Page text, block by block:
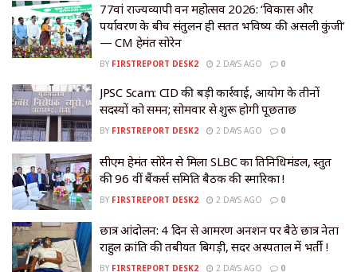
77वां राज्यव्यापी वन महोत्सव 2026: ‘विकास और
पर्यावरण के बीच संतुलन ही सतत भविष्य की असली कुंजी’
— CM हेमंत सोरेन
BY FIRSTREPORT DESK2 2 DAYS AGO 0
JPSC Scam: CID की बड़ी कार्रवाई, आयोग के तीनों
सदस्यों को समन; सोमवार से शुरू होगी पूछताछ
BY FIRSTREPORT DESK2 2 DAYS AGO 0
सीएम हेमंत सोरेन से मिला SLBC का प्रतिनिधिमंडल, प्रस्तुत
की 96 वीं बैंकर्स समिति बैठक की स्मारिका !
BY FIRSTREPORT DESK2 2 DAYS AGO 0
छात्र आंदोलन: 4 दिन से आमरण अनशन पर बैठे छात्र नेता
राहुल क्रांति की तबीयत बिगड़ी, सदर अस्पताल में भर्ती !
BY FIRSTREPORT DESK2 2 DAYS AGO 0